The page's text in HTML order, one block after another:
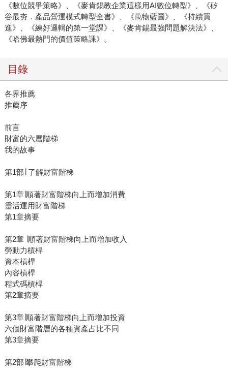
《數位競爭策略》、《麥肯錫教企業這樣用AI數位轉型》、《矽
谷最夯．產品營運模式轉型全書》、《萬物藍圖》、《持續買
進》、《練好邏輯的第一堂課》、《麥肯錫最強問題解決法》、
《哈佛最熱門的價值策略課》。
目錄
各界推薦
推薦序
前言
財富的六層階梯
我的故事
第1部∣ 了解財富階梯
第1章∣順著財富階梯向上而增加消費
靈活運用財富階梯
第1章摘要
第2章 ∣順著財富階梯向上而增加收入
勞動力槓桿
資本槓桿
內容槓桿
程式碼槓桿
第2章摘要
第3章∣順著財富階梯向上而增加投資
六個財富階層的各種資產占比不同
第3章摘要
第2部∣攀爬財富階梯